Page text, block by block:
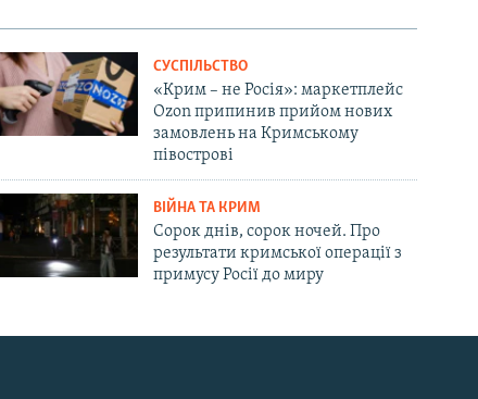
СУСПІЛЬСТВО
«Крим – не Росія»: маркетплейс
Ozon припинив прийом нових
замовлень на Кримському
півострові
ВІЙНА ТА КРИМ
Сорок днів, сорок ночей. Про
результати кримської операції з
примусу Росії до миру